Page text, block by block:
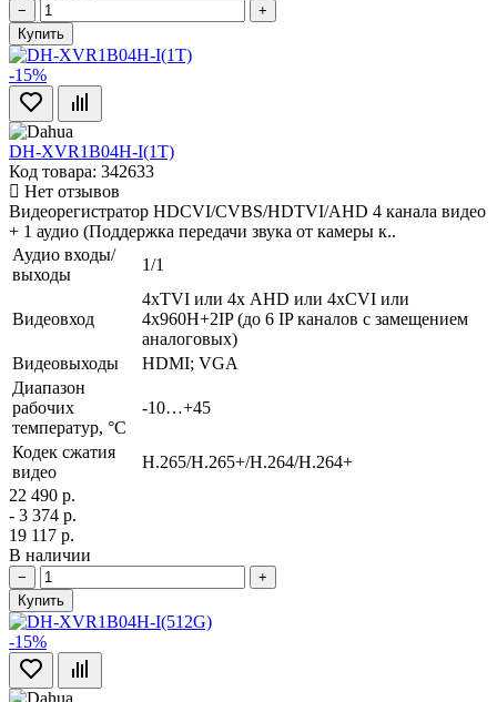
−
+
Купить
-15%
DH-XVR1B04H-I(1T)
Код товара: 342633
Нет отзывов
Видеорегистратор HDCVI/CVBS/HDTVI/AHD 4 канала видео
+ 1 аудио (Поддержка передачи звука от камеры к..
Аудио входы/
выходы
1/1
Видеовход
4xTVI или 4х AHD или 4xCVI или
4х960H+2IP (до 6 IP каналов с замещением
аналоговых)
Видеовыходы
HDMI; VGA
Диапазон
рабочих
температур, °С
-10…+45
Кодек сжатия
видео
H.265/H.265+/H.264/H.264+
22 490 р.
- 3 374 р.
19 117 р.
В наличии
−
+
Купить
-15%